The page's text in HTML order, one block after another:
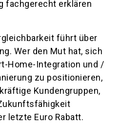
fachgerecht erklären
führt über
Wer den Mut hat, sich
Home-Integration und /
zu positionieren,
Kundengruppen,
letzte Euro Rabatt.